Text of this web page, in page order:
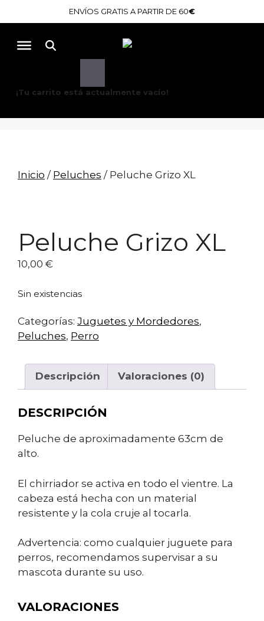
al
ENVÍOS GRATIS A PARTIR DE 60€
Buscar
¡Tu carrito está actualmente vacío!
Inicio / Peluches / Peluche Grizo XL
Peluche Grizo XL
10,00 €
Sin existencias
Categorías: Juguetes y Mordedores,
Peluches, Perro
Descripción Valoraciones (0)
DESCRIPCIÓN
Peluche de aproximadamente 63cm de
alto.
El chirriador se activa en todo el vientre. La
cabeza está hecha con un material
resistente y la cola cruje al tocarla.
Advertencia: como cualquier juguete para
perros, recomendamos supervisar a su
mascota durante su uso.
VALORACIONES